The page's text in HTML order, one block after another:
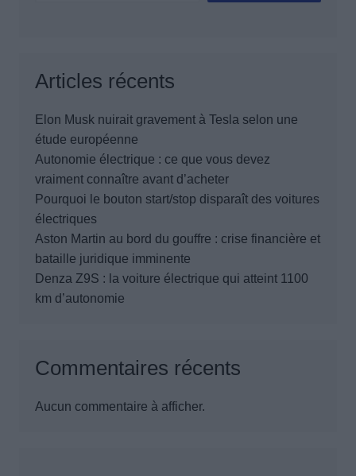
Articles récents
Elon Musk nuirait gravement à Tesla selon une
étude européenne
Autonomie électrique : ce que vous devez
vraiment connaître avant d’acheter
Pourquoi le bouton start/stop disparaît des voitures
électriques
Aston Martin au bord du gouffre : crise financière et
bataille juridique imminente
Denza Z9S : la voiture électrique qui atteint 1100
km d’autonomie
Commentaires récents
Aucun commentaire à afficher.